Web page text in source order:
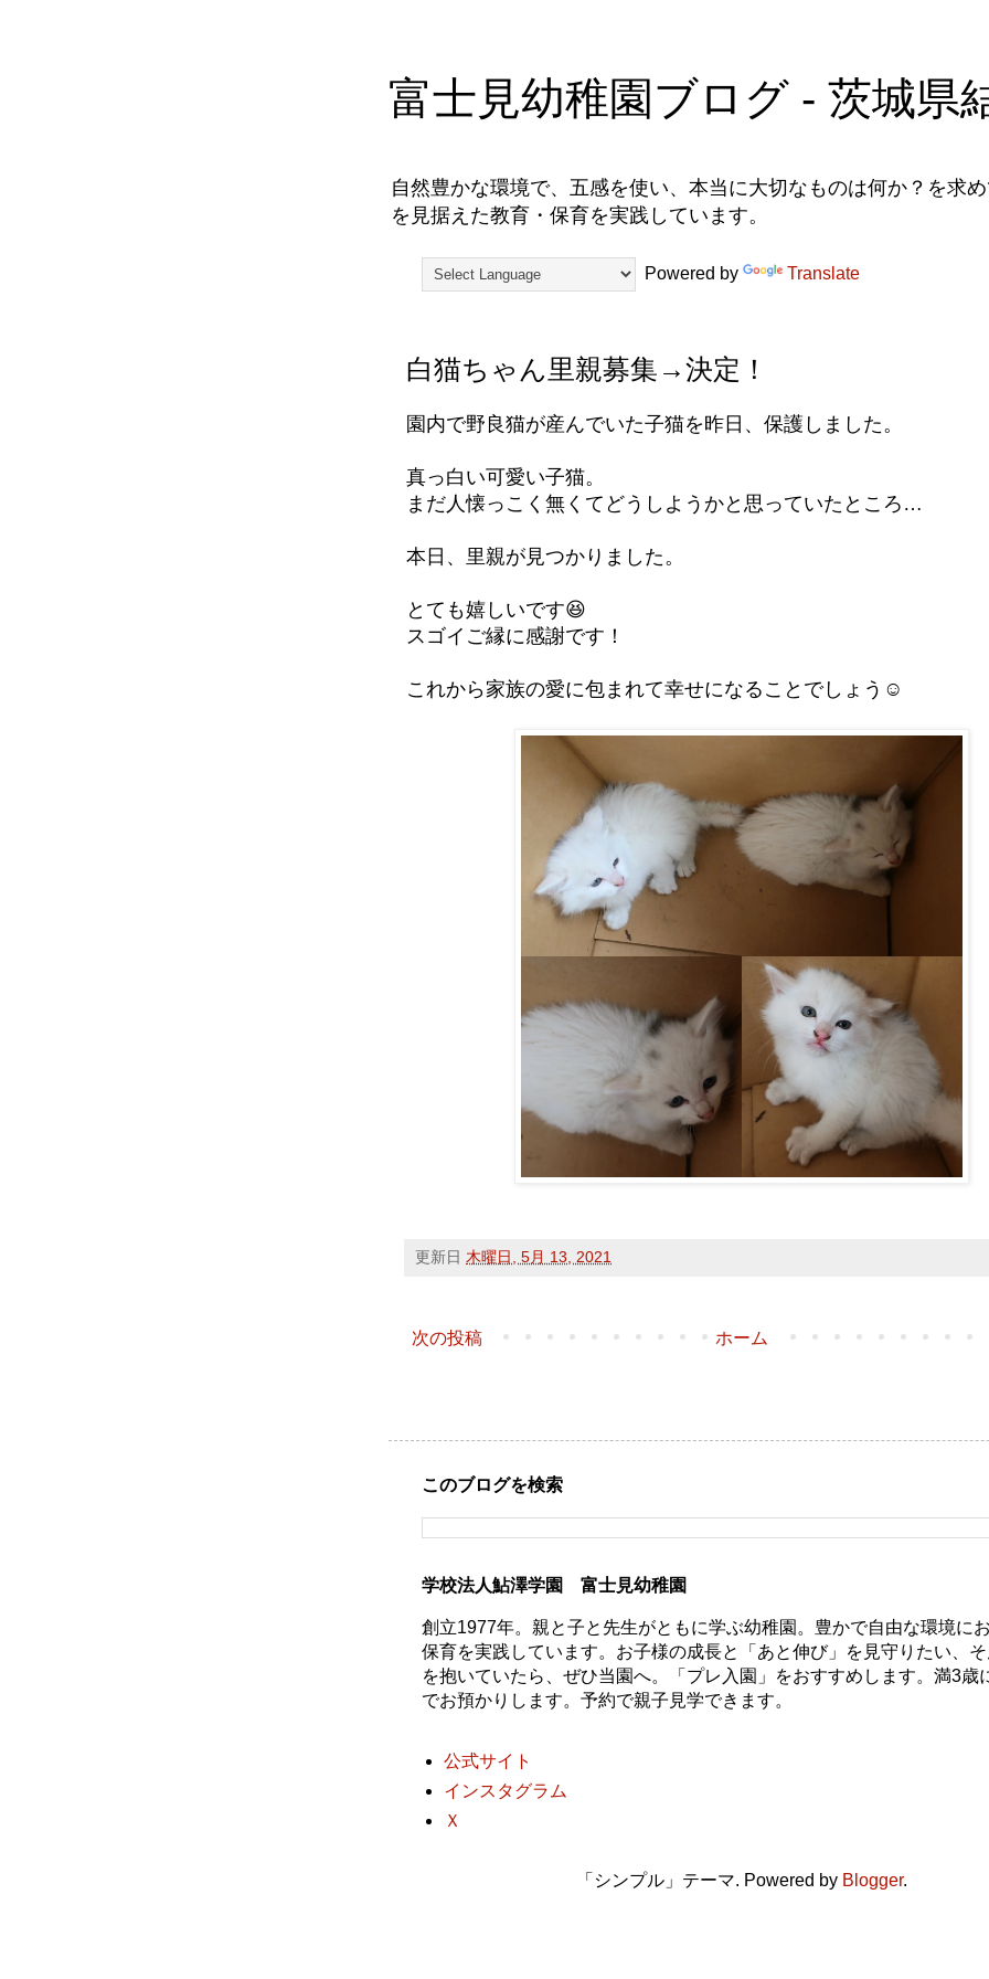
富士見幼稚園ブログ - 茨城県
自然豊かな環境で、五感を使い、本当に大切なものは何か？を求
を見据えた教育・保育を実践しています。
Powered by Translate
白猫ちゃん里親募集→決定！
園内で野良猫が産んでいた子猫を昨日、保護しました。
真っ白い可愛い子猫。
まだ人懐っこく無くてどうしようかと思っていたところ…
本日、里親が見つかりました。
とても嬉しいです😆
スゴイご縁に感謝です！
これから家族の愛に包まれて幸せになることでしょう☺️
更新日 木曜日, 5月 13, 2021
次の投稿 ホーム
このブログを検索
学校法人鮎澤学園 富士見幼稚園
創立1977年。親と子と先生がともに学ぶ幼稚園。豊かで自由な環境に
保育を実践しています。お子様の成長と「あと伸び」を見守りたい、
を抱いていたら、ぜひ当園へ。「プレ入園」をおすすめします。満3歳
でお預かりします。予約で親子見学できます。
公式サイト
インスタグラム
Ｘ
「シンプル」テーマ. Powered by Blogger.